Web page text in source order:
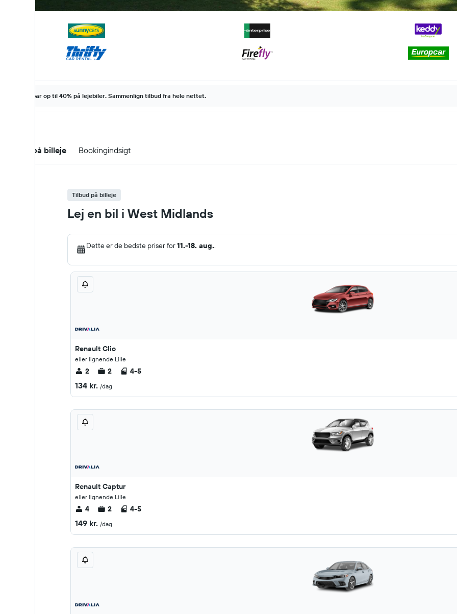
Spar op til 40% på lejebiler. Sammenlign tilbud fra hele nettet.
Tilbud på billeje Bookingindsigt
Tilbud på billeje
Lej en bil i West Midlands
Dette er de bedste priser for11.-18. aug..
Renault Clio
eller lignende Lille
2 2 4-5
134 kr. /dag
Renault Captur
eller lignende Lille
4 2 4-5
149 kr. /dag